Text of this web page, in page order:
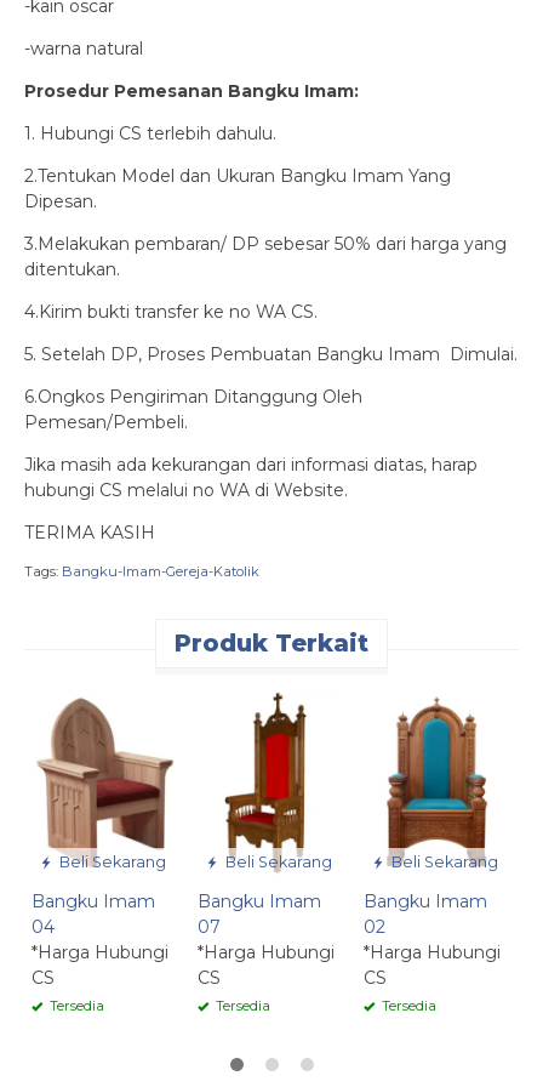
-kain oscar
-warna natural
Prosedur Pemesanan Bangku Imam:
1. Hubungi CS terlebih dahulu.
2.Tentukan Model dan Ukuran Bangku Imam Yang
Dipesan.
3.Melakukan pembaran/ DP sebesar 50% dari harga yang
ditentukan.
4.Kirim bukti transfer ke no WA CS.
5. Setelah DP, Proses Pembuatan Bangku Imam Dimulai.
6.Ongkos Pengiriman Ditanggung Oleh
Pemesan/Pembeli.
Jika masih ada kekurangan dari informasi diatas, harap
hubungi CS melalui no WA di Website.
TERIMA KASIH
Tags: Bangku-Imam-Gereja-Katolik
Produk Terkait
Beli Sekarang
Bangku Imam
04
*Harga Hubungi
CS
Tersedia
Beli Sekarang
Bangku Imam
07
*Harga Hubungi
CS
Tersedia
Beli Sekarang
Bangku Imam
02
*Harga Hubungi
CS
Tersedia